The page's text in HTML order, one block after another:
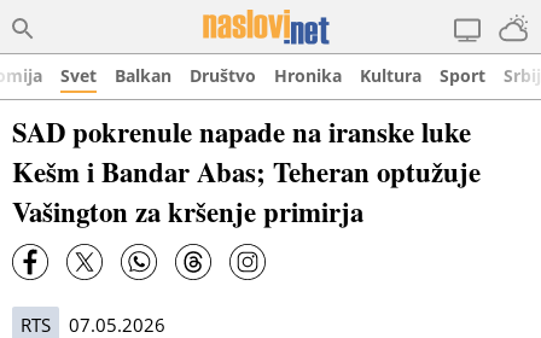
Svet Balkan Društvo Hronika Kultura Sport
SAD pokrenule napade na iranske luke
Kešm i Bandar Abas; Teheran optužuje
Vašington za kršenje primirja
RTS 07.05.2026